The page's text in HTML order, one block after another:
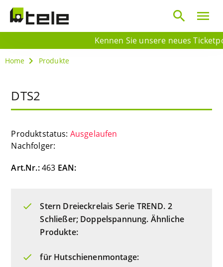
Kennen Sie unsere neues
menu
search
Home Produkte
DTS2
Produktstatus: Ausgelaufen
Nachfolger:
Art.Nr.:463 EAN:
Stern Dreieckrelais Serie TREND. 2
Schließer; Doppelspannung. Ähnliche
Produkte:
für Hutschienenmontage: